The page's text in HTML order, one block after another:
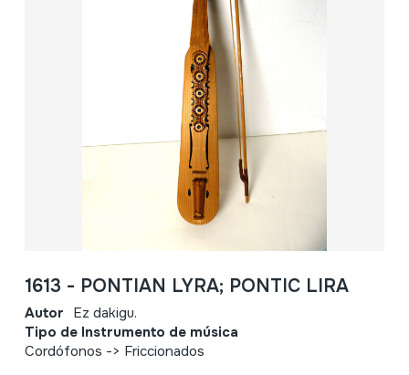
1613 - PONTIAN LYRA; PONTIC LIRA
Autor Ez dakigu.
Tipo de Instrumento de música
Cordófonos -> Friccionados